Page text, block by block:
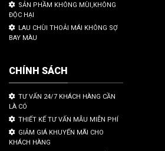
SẢN PHẦM KHÔNG MÙI,KHÔNG
ĐỘC HẠI
LAU CHÙI THOẢI MÁI KHÔNG SỢ
BAY MÀU
CHÍNH SÁCH
TƯ VẤN 24/7 KHÁCH HÀNG CẦN
LÀ CÓ
THIẾT KẾ TƯ VẤN MẪU MIỄN PHÍ
GIẢM GIÁ KHUYẾN MÃI CHO
KHÁCH HÀNG